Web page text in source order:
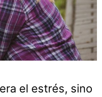
el estrés, sino